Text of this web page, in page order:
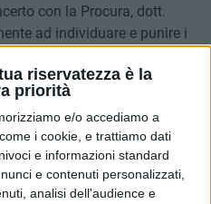
riservatezza è la
priorità
e/o accediamo a
i cookie, e trattiamo dati
e informazioni standard
e contenuti personalizzati,
analisi dell'audience e
con la Procura, dott.
ad individuare e punire i
Antonucci!» scrive l'avv.
comitato.
stampa pilastro della
e vicinanza al